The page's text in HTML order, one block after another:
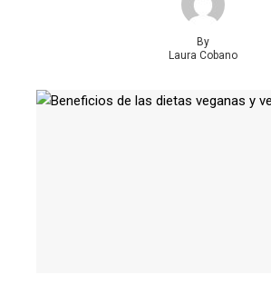
By
Laura Cobano